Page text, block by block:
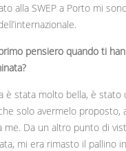
alla SWEP a Porto mi
pensiero quando ti
è stata molto bella, è stato
solo avermelo proposto,
me. Da un altro punto di
mi era rimasto il pallino